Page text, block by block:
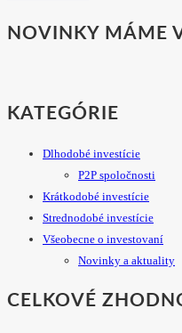
NOVINKY MÁME
KATEGÓRIE
Dlhodobé investície
P2P spoločnosti
Krátkodobé investície
Strednodobé investície
Všeobecne o investovaní
Novinky a aktuality
CELKOVÉ